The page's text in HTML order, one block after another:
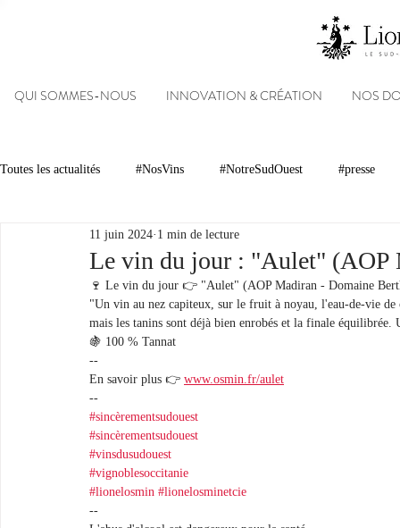
QUI SOMMES-NOUS INNOVATION & CRÉATION NOS
Toutes les actualités #NosVins #NotreSudOuest #presse
Chambre d’Amour Vins Armagnacs
Dégustations Evénements Réseaux sociaux
#NosDomaines
Le vin du jour : "Aulet" (AOP
11 juin 2024 1 min de lecture
🍷 Le vin du jour 👉 "Aulet" (AOP Madiran - Domaine
"Un vin au nez capiteux, sur le fruit à noyau, l'eau-de-vie
mais les tanins sont déjà bien enrobés et la finale
🍇 100 % Tannat
--
En savoir plus 👉 www.osmin.fr/aulet
--
#sincèrementsudouest
#sincèrementsudouest
#vinsdusudouest
#vignoblesoccitanie
#lionelosmin #lionelosminetcie
--